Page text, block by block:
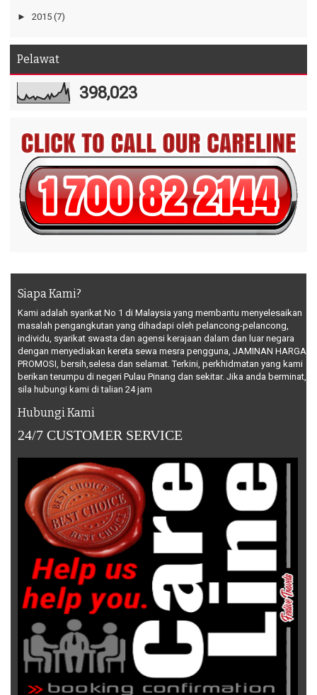
► 2015 (7)
Pelawat
398,023
Siapa Kami?
Kami adalah syarikat No 1 di Malaysia yang membantu menyelesaikan
masalah pengangkutan yang dihadapi oleh pelancong-pelancong,
individu, syarikat swasta dan agensi kerajaan dalam dan luar negara
dengan menyediakan kereta sewa mesra pengguna, JAMINAN HARGA
PROMOSI, bersih,selesa dan selamat. Terkini, perkhidmatan yang kami
berikan terumpu di negeri Pulau Pinang dan sekitar. Jika anda berminat,
sila hubungi kami di talian 24 jam
Hubungi Kami
24/7 CUSTOMER SERVICE